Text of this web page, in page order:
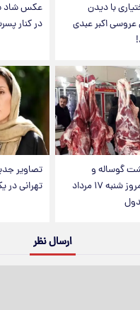
با دیدن
اکبر عبدی
عکس شاد
در کنار
گوساله و
گوسفند امروز شنبه ۱۷ مرداد
تصاویر
تهرانی در
ارسال نظر